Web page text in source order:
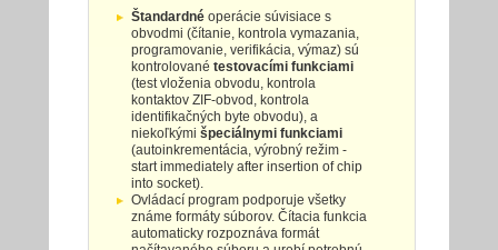
Štandardnéoperácie súvisiace s
obvodmi (čítanie, kontrola vymazania,
programovanie, verifikácia, výmaz) sú
kontrolované testovacími funkciami
(test vloženia obvodu, kontrola
kontaktov ZIF-obvod, kontrola
identifikačných byte obvodu), a
niekoľkými špeciálnymi funkciami
(autoinkrementácia, výrobný režim -
start immediately after insertion of chip
into socket).
Ovládací program podporuje všetky
známe formáty súborov. Čítacia funkcia
automaticky rozpoznáva formát